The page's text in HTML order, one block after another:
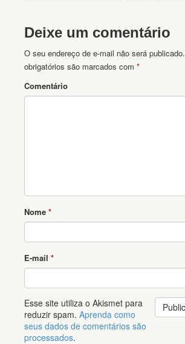
Deixe um comentário
O seu endereço de e-mail não será publicado.
obrigatórios são marcados com *
Comentário
Nome *
E-mail *
Esse site utiliza o Akismet para
reduzir spam. Aprenda como
seus dados de comentários são
processados.